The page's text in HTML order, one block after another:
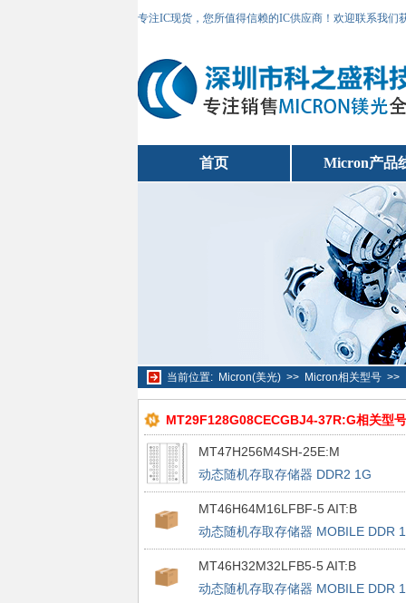
专注IC现货，您所值得信赖的IC供应商！欢迎联系我们
首页 Micron产品
当前位置: Micron(美光)>> Micron相关型号>>
MT29F128G08CECGBJ4-37R:G相关型号
MT47H256M4SH-25E:M
动态随机存取存储器 DDR2 1G
256MX4 FBGA
MT46H64M16LFBF-5 AIT:B
动态随机存取存储器 MOBILE DDR
64MX16 FBGA
MT46H32M32LFB5-5 AIT:B
动态随机存取存储器 MOBILE DDR